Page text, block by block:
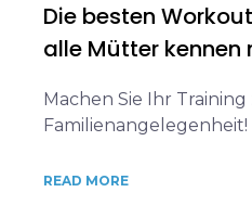
Die besten
alle Mütter kennen
Machen Sie Ihr
Familienangelegenheit!
READ MORE